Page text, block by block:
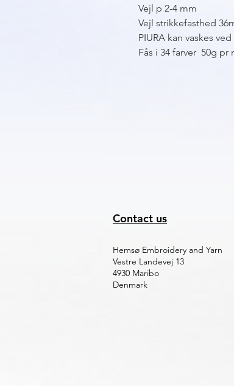
Vejl p 2-4 mm
Vejl strikkefasthed
PIURA kan vaskes
Fås i 34 farver 50g pr
Contact us
Hemsø Embroidery and Yarn
Vestre Landevej 13
4930 Maribo
Denmark